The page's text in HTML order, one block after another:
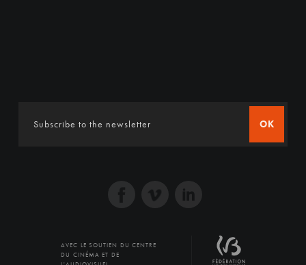
OK
AVEC LE SOUTIEN DU CENTRE
DU CINÉMA ET DE